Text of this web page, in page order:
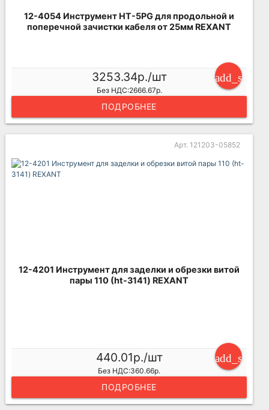
12-4054 Инструмент HT-5PG для продольной и
поперечной зачистки кабеля от 25мм REXANT
3253.34р./шт
Без НДС:2666.67р.
ПОДРОБНЕЕ
Арт. 121203-05852
12-4201 Инструмент для заделки и обрезки витой
пары 110 (ht-3141) REXANT
440.01р./шт
Без НДС:360.66р.
ПОДРОБНЕЕ